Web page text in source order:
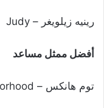
رينيه زيلويغر – Judy
أفضل ممثل مساعد
توم هانكس – A Beautiful Day In The Neighborhood